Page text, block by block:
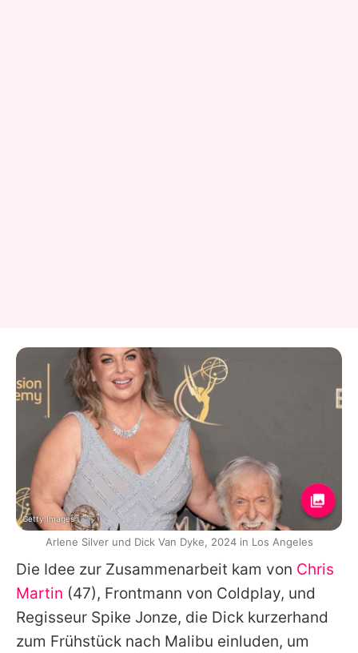
Die Idee zur Zusammenarbeit kam von Chris
Martin (47), Frontmann von Coldplay, und
Regisseur Spike Jonze, die Dick kurzerhand
zum Frühstück nach Malibu einluden, um
Getty Images
Arlene Silver und Dick Van Dyke, 2024 in Los Angeles